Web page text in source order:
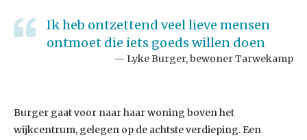
Ik heb ontzettend veel lieve mensen
ontmoet die iets goeds willen doen
Lyke Burger, bewoner Tarwekamp
Burger gaat voor naar haar woning boven het
wijkcentrum, gelegen op de achtste verdieping. Een